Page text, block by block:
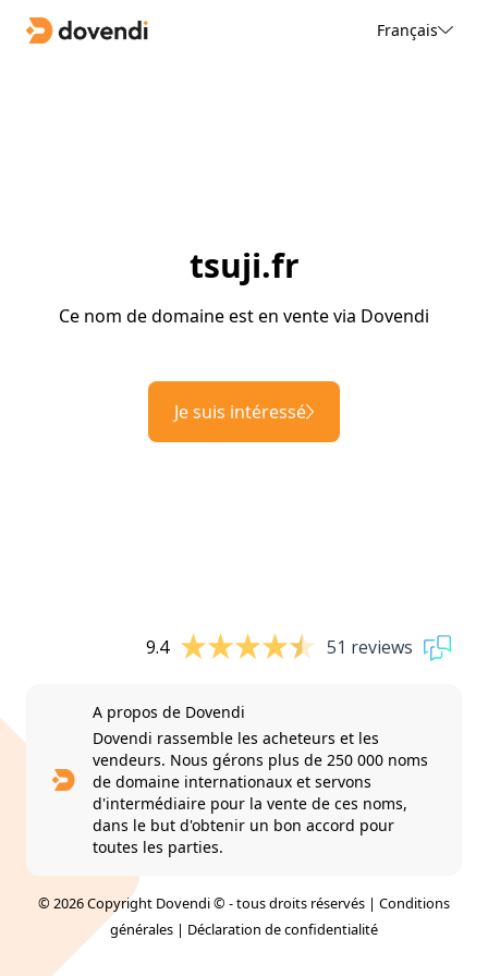
Français
tsuji.fr
Ce nom de domaine est en vente via Dovendi
Je suis intéressé
9.4 51 reviews
A propos de Dovendi
Dovendi rassemble les acheteurs et les
vendeurs. Nous gérons plus de 250 000 noms
de domaine internationaux et servons
d'intermédiaire pour la vente de ces noms,
dans le but d'obtenir un bon accord pour
toutes les parties.
© 2026 Copyright Dovendi © - tous droits réservés | Conditions
générales | Déclaration de confidentialité